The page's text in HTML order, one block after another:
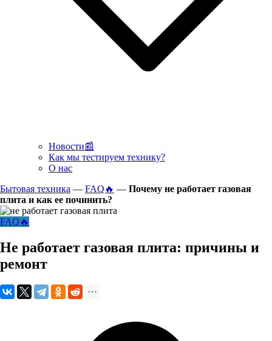
Новости📰
Как мы тестируем технику?
О нас
Бытовая техника — FAQ🔥 — Почему не работает газовая
плита и как ее починить?
FAQ🔥
Не работает газовая плита: причины и
ремонт